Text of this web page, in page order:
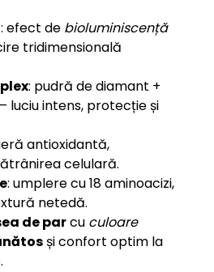
: efect de bioluminiscență
tridimensională
: pudră de diamant +
luciu intens, protecție și
antioxidantă,
celulară.
: umplere cu 18 aminoacizi,
netedă.
de parcu culoare
și confort optim la